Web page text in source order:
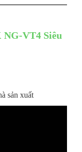
VT4 Siêu
sản xuất